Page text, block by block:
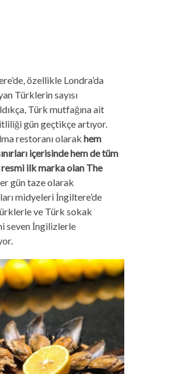
özellikle Londra’da
Türklerin sayısı
Türk mutfağına ait
gün geçtikçe artıyor.
restoranı olarak hem
içerisinde hem de tüm
resmi ilk marka olan The
gün taze olarak
midyeleri İngiltere’de
ve Türk sokak
seven İngilizlerle